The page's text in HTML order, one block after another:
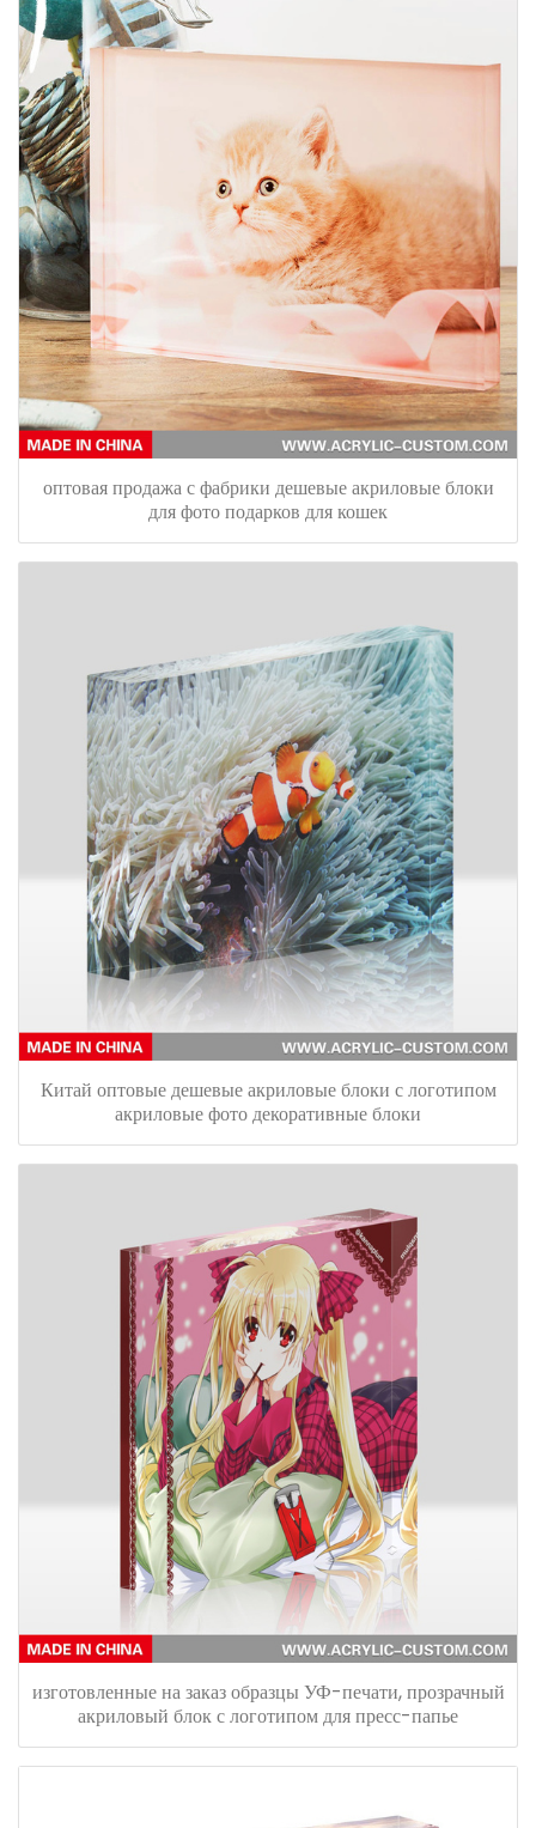
оптовая продажа с фабрики дешевые акриловые блоки
для фото подарков для кошек
Китай оптовые дешевые акриловые блоки с логотипом
акриловые фото декоративные блоки
изготовленные на заказ образцы УФ-печати, прозрачный
акриловый блок с логотипом для пресс-папье